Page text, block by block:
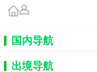
国内导航
出境导航